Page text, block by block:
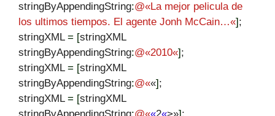
stringByAppendingString:@«La mejor pelicula de
los ultimos tiempos. El agente Jonh McCain…«];
stringXML = [stringXML
stringByAppendingString:@«2010«];
stringXML = [stringXML
stringByAppendingString:@««];
stringXML = [stringXML
stringByAppendingString:@««2«>»];